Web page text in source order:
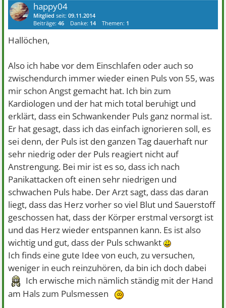
happy04
Mitglied seit:09.11.2014
Beiträge:46 Danke: 14 Themen: 1
Hallöchen,
Also ich habe vor dem Einschlafen oder auch so
zwischendurch immer wieder einen Puls von 55, was
mir schon Angst gemacht hat. Ich bin zum
Kardiologen und der hat mich total beruhigt und
erklärt, dass ein Schwankender Puls ganz normal ist.
Er hat gesagt, dass ich das einfach ignorieren soll, es
sei denn, der Puls ist den ganzen Tag dauerhaft nur
sehr niedrig oder der Puls reagiert nicht auf
Anstrengung. Bei mir ist es so, dass ich nach
Panikattacken oft einen sehr niedrigen und
schwachen Puls habe. Der Arzt sagt, dass das daran
liegt, dass das Herz vorher so viel Blut und Sauerstoff
geschossen hat, dass der Körper erstmal versorgt ist
und das Herz wieder entspannen kann. Es ist also
wichtig und gut, dass der Puls schwankt
Ich finds eine gute Idee von euch, zu versuchen,
weniger in euch reinzuhören, da bin ich doch dabei
Ich erwische mich nämlich ständig mit der Hand
am Hals zum Pulsmessen